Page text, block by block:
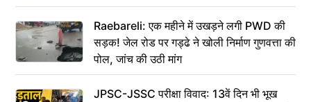
Raebareli: एक महीने में उखड़ने लगी PWD की
सड़क! जेल रोड पर गड्ढे ने खोली निर्माण गुणवत्ता की
पोल, जांच की उठी मांग
JPSC-JSSC परीक्षा विवाद: 13वें दिन भी भूख